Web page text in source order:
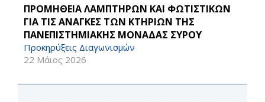
ΠΡΟΜΗΘΕΙΑ ΛΑΜΠΤΗΡΩΝ ΚΑΙ ΦΩΤΙΣΤΙΚΩΝ
ΓΙΑ ΤΙΣ ΑΝΑΓΚΕΣ ΤΩΝ ΚΤΗΡΙΩΝ ΤΗΣ
ΠΑΝΕΠΙΣΤΗΜΙΑΚΗΣ ΜΟΝΑΔΑΣ ΣΥΡΟΥ
Προκηρύξεις Διαγωνισμών
22 Μάιος 2026